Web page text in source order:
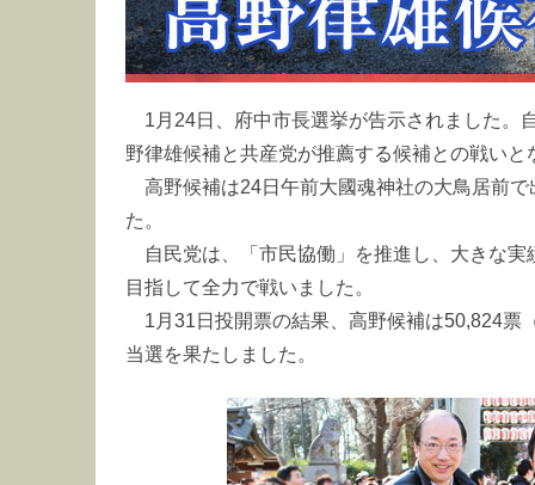
1月24日、府中市長選挙が告示されました。
野律雄候補と共産党が推薦する候補との戦いと
高野候補は24日午前大國魂神社の大鳥居前
た。
自民党は、「市民協働」を推進し、大きな
目指して全力で戦いました。
1月31日投開票の結果、高野候補は50,824票
当選を果たしました。